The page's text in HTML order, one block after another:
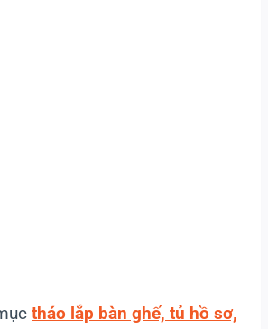
tháo lắp bàn ghế, tủ hồ sơ,